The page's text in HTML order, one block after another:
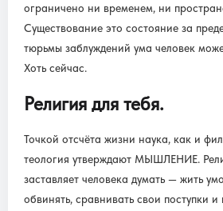
ограничено ни временем, ни
Существование это состояние за
тюрьмы заблуждений ума человек
Хоть сейчас.
Религия для тебя.
Точкой отсчёта жизни наука, как и
теология утверждают МЫШЛЕНИЕ.
заставляет человека думать — жить
обвинять, сравнивать свои поступки